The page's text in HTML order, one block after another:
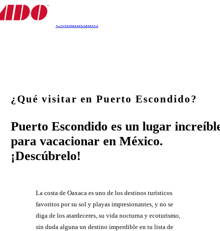
Experiencias
¿Qué visitar en Puerto Escondido?
Puerto Escondido es un lugar
para vacacionar en México.
¡Descúbrelo!
La costa de Oaxaca es uno de los destinos turísticos
favoritos por su sol y playas impresionantes, y no se
diga de los atardeceres, su vida nocturna y ecoturismo,
sin duda alguna un destino imperdible en tu lista de
Comunicados